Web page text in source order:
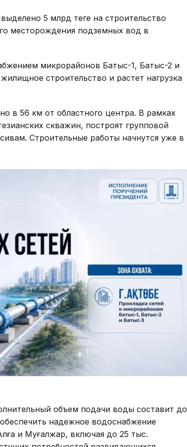
5 млрд теңге на строительство
месторождения подземных вод в
микрорайонов Батыс-1, Батыс-2 и
строительство и растет нагрузка
в 56 км от областного центра. В рамках
скважин, построят групповой
Строительные работы начнутся уже в
объем подачи воды составит до
надежное водоснабжение
и Муғалжар, включая до 25 тыс.